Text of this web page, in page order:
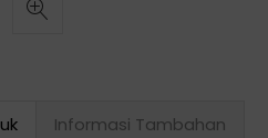
Informasi Tambahan